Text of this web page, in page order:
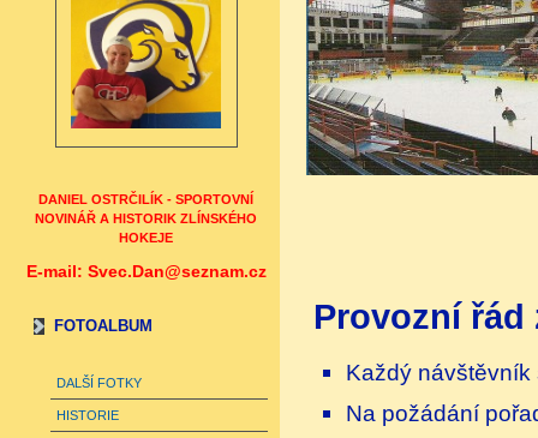
DANIEL OSTRČILÍK - SPORTOVNÍ
NOVINÁŘ A HISTORIK ZLÍNSKÉHO
HOKEJE
E-mail: Svec.Dan@seznam.cz
FOTOALBUM
DALŠÍ FOTKY
HISTORIE
Provozní
Každý
Na požádání